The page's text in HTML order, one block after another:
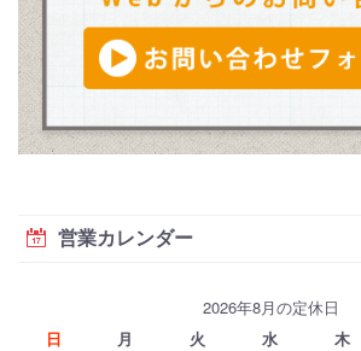
営業カレンダー
2026年8月の定休日
日
月 火 水 木